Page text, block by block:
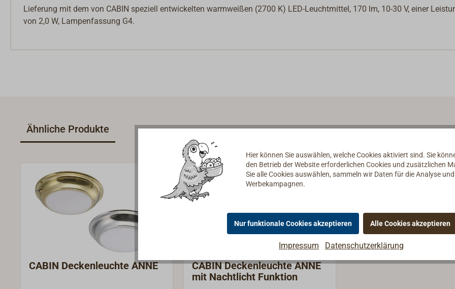
Lieferung mit dem von CABIN speziell entwickelten warmweißen (2700 K) LED-Leuchtmittel, 170 lm, 10-30 V, einer
von 2,0 W, Lampenfassung G4.
Ähnliche Produkte
CABIN Deckenleuchte ANNE
CABIN Deckenleuchte ANNE
mit Nachtlicht Funktion
Hier können Sie auswählen, welche Cookies aktiviert sind. Sie
den Betrieb der Website erforderlichen Cookies und zusätzlichen
Sie alle Cookies auswählen, sammeln wir Daten für die Analyse
Werbekampagnen.
Nur funktionale Cookies akzeptieren Alle Cookies akzeptieren
Impressum Datenschutzerklärung